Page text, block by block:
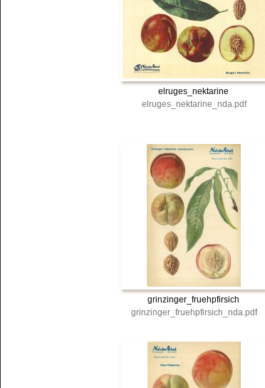
elruges_nektarine
elruges_nektarine_nda.pdf
grinzinger_fruehpfirsich
grinzinger_fruehpfirsich_nda.pdf